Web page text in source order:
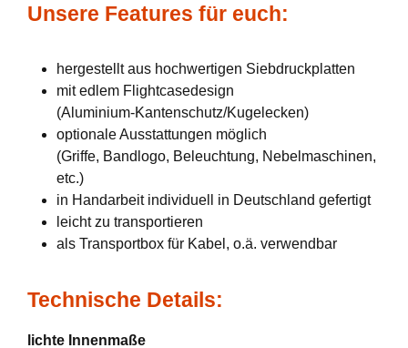
Unsere Features für euch:
hergestellt aus hochwertigen Siebdruckplatten
mit edlem Flightcasedesign
(Aluminium-Kantenschutz/Kugelecken)
optionale Ausstattungen möglich
(Griffe, Bandlogo, Beleuchtung, Nebelmaschinen,
etc.)
in Handarbeit individuell in Deutschland gefertigt
leicht zu transportieren
als Transportbox für Kabel, o.ä. verwendbar
Technische Details:
lichte Innenmaße